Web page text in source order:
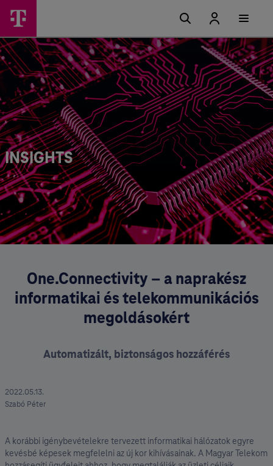
INSIGHTS
One.Connectivity – a naprakész
informatikai és telekommunikációs
megoldásokért
Automatizált, biztonságos hozzáférés
2022.05.13.
Szabó Péter
A korábbi igénybevételekre tervezett informatikai hálózatok egyre
kevésbé képesek megfelelni az új kor kihívásainak. A Magyar Telekom